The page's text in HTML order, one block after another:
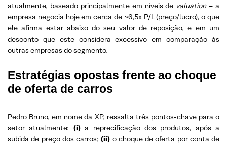
atualmente, baseado principalmente em níveis de valuation – a
empresa negocia hoje em cerca de ~6,5x P/L (preço/lucro), o que
ele afirma estar abaixo do seu valor de reposição, e em um
desconto que este considera excessivo em comparação às
outras empresas do segmento.
Estratégias opostas frente ao choque
de oferta de carros
Pedro Bruno, em nome da XP, ressalta três pontos-chave para o
setor atualmente: (i)a reprecificação dos produtos, após a
subida de preço dos carros;(ii) o choque de oferta por conta de